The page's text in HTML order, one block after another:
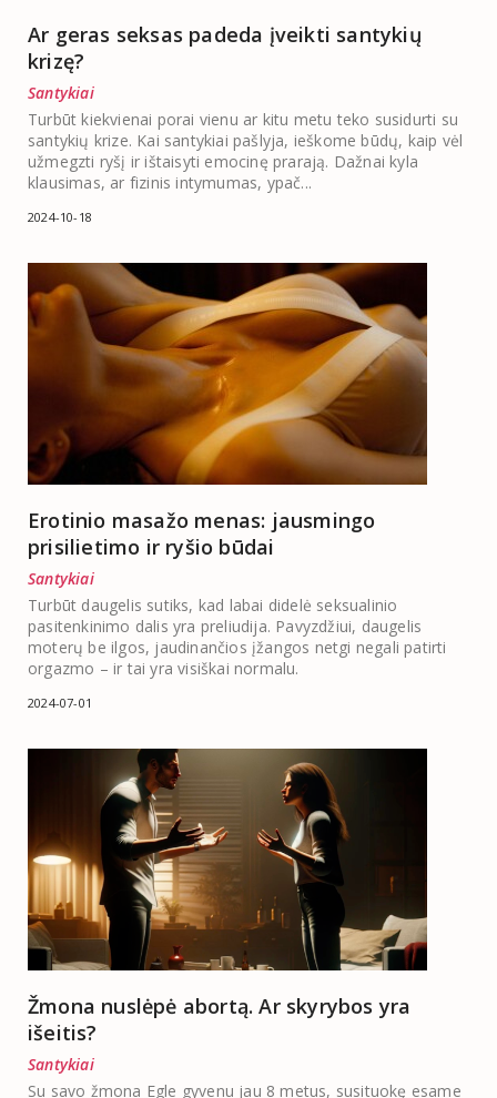
Ar geras seksas padeda įveikti santykių
krizę?
Santykiai
Turbūt kiekvienai porai vienu ar kitu metu teko susidurti su
santykių krize. Kai santykiai pašlyja, ieškome būdų, kaip vėl
užmegzti ryšį ir ištaisyti emocinę prarają. Dažnai kyla
klausimas, ar fizinis intymumas, ypač...
2024-10-18
Erotinio masažo menas: jausmingo
prisilietimo ir ryšio būdai
Santykiai
Turbūt daugelis sutiks, kad labai didelė seksualinio
pasitenkinimo dalis yra preliudija. Pavyzdžiui, daugelis
moterų be ilgos, jaudinančios įžangos netgi negali patirti
orgazmo – ir tai yra visiškai normalu.
2024-07-01
Žmona nuslėpė abortą. Ar skyrybos yra
išeitis?
Santykiai
Su savo žmona Egle gyvenu jau 8 metus, susituokę esame